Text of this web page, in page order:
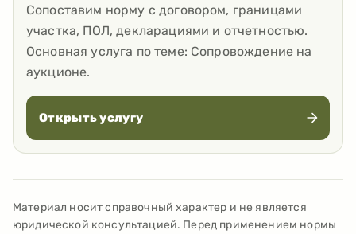
Сопоставим норму с договором, границами
участка, ПОЛ, декларациями и отчетностью.
Основная услуга по теме: Сопровождение на
аукционе.
Открыть услугу
Материал носит справочный характер и не является
юридической консультацией. Перед применением нормы